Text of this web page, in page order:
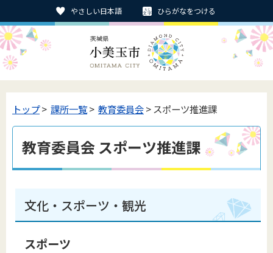
やさしい日本語 ひらがなをつける
トップ> 課所一覧> 教育委員会> スポーツ推進課
教育委員会 スポーツ推進課
文化・スポーツ・観光
スポーツ